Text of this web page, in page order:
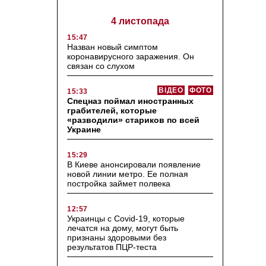
4 листопада
15:47
Назван новый симптом
коронавирусного заражения. Он
связан со слухом
15:33 ФОТО
ВІДЕО
Спецназ поймал иностранных
грабителей, которые
«разводили» стариков по всей
Украине
15:29
В Киеве анонсировали появление
новой линии метро. Ее полная
постройка займет полвека
12:57
Украинцы с Covid-19, которые
лечатся на дому, могут быть
признаны здоровыми без
результатов ПЦР-теста